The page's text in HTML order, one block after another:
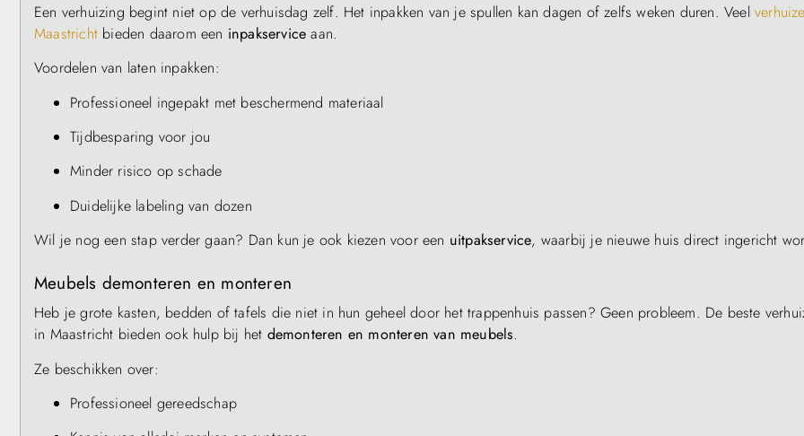
Een verhuizing begint niet op de verhuisdag zelf. Het inpakken van je spullen kan dagen of zelfs weken duren. Veel
Maastricht bieden daarom een inpakservice aan.
Voordelen van laten inpakken:
Professioneel ingepakt met beschermend materiaal
Tijdbesparing voor jou
Minder risico op schade
Duidelijke labeling van dozen
Wil je nog een stap verder gaan? Dan kun je ook kiezen voor een uitpakservice, waarbij je nieuwe huis direct ingericht
Meubels demonteren en monteren
Heb je grote kasten, bedden of tafels die niet in hun geheel door het trappenhuis passen? Geen probleem. De beste
in Maastricht bieden ook hulp bij het demonteren en monteren van meubels.
Ze beschikken over:
Professioneel gereedschap